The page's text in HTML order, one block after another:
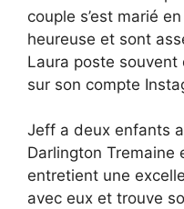
couple s’est marié
heureuse et sont
Laura poste
sur son compte
Jeff a deux enfants
Darlington Tremaine
entretient une
avec eux et trouve